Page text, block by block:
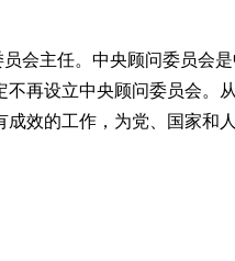
主任。中央顾问委员会
再设立中央顾问委员会。
效的工作，为党、国家和